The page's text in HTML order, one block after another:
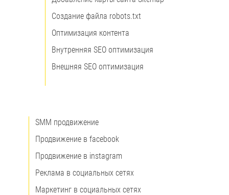
Создание файла robots.txt
Оптимизация контента
Внутренняя SEO оптимизация
Внешняя SEO оптимизация
SMM продвижение
Продвижение в facebook
Продвижение в instagram
Реклама в социальных сетях
Маркетинг в социальных сетях